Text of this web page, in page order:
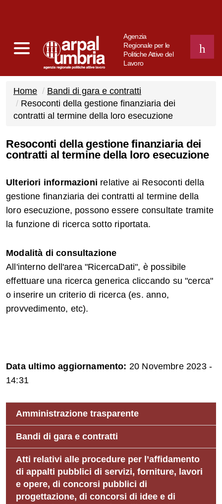
Agenzia
Regionale per le
Politiche Attive del
Lavoro
CERCA
Home
Bandi di gara e contratti
Resoconti della gestione finanziaria dei
contratti al termine della loro esecuzione
Resoconti della gestione finanziaria dei
contratti al termine della loro esecuzione
Ulteriori informazioni relative ai Resoconti della
gestione finanziaria dei contratti al termine della
loro esecuzione, possono essere consultate tramite
la funzione di ricerca sotto riportata.
Modalità di consultazione
All'interno dell'area "RicercaDati", è possibile
effettuare una ricerca generica cliccando su "cerca"
o inserire un criterio di ricerca (es. anno,
provvedimento, etc).
Data ultimo aggiornamento: 20 Novembre 2023 -
14:31
Amministrazione trasparente
Bandi di gara e contratti
Atti relativi alle procedure per l’affidamento
di appalti pubblici di servizi, forniture, lavori
e opere, di concorsi pubblici di
progettazione, di concorsi di idee e di